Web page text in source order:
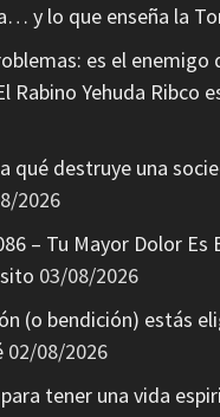
y lo que enseña la
es el enemigo
Rabino Yehuda Ribco
qué destruye una
2026
– Tu Mayor Dolor Es
03/08/2026
(o bendición) estás
02/08/2026
tener una vida